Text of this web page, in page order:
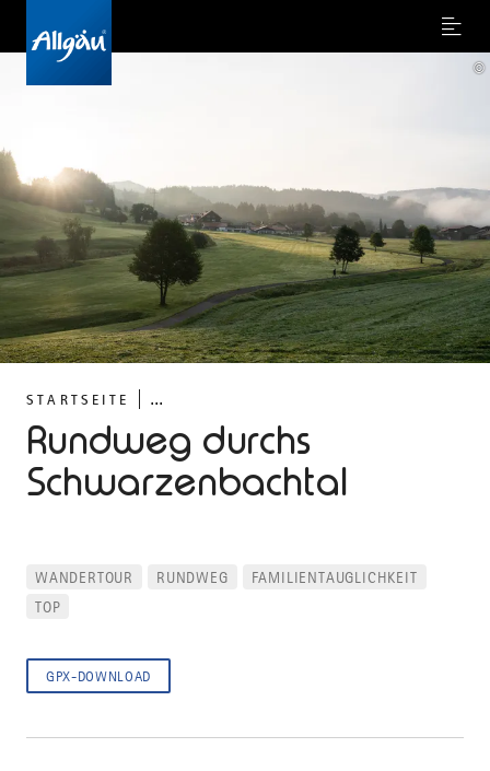
Menu
STARTSEITE ...
Rundweg durchs
Schwarzenbachtal
©
WANDERTOUR RUNDWEG
FAMILIENTAUGLICHKEIT
TOP
GPX-DOWNLOAD